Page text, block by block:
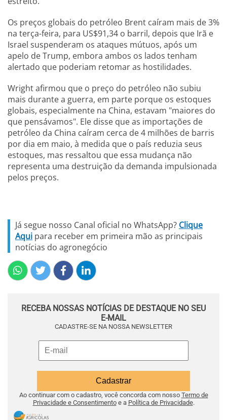
Os preços globais do petróleo Brent caíram mais de 3%
na terça-feira, para US$91,34 o barril, depois que Irã e
Israel suspenderam os ataques mútuos, após um
apelo de Trump, embora ambos os lados tenham
alertado que poderiam retomar as hostilidades.
Wright afirmou que o preço do petróleo não subiu
mais durante a guerra, em parte porque os estoques
globais, especialmente na China, estavam "maiores do
que pensávamos". Ele disse que as importações de
petróleo da China caíram cerca de 4 milhões de barris
por dia em maio, à medida que o país reduzia seus
estoques, mas ressaltou que essa mudança não
representa uma destruição da demanda impulsionada
pelos preços.
Já segue nosso Canal oficial no WhatsApp? Clique
Aqui para receber em primeira mão as principais
notícias do agronegócio
RECEBA NOSSAS NOTÍCIAS DE DESTAQUE NO SEU
E-MAIL
CADASTRE-SE NA NOSSA NEWSLETTER
Ao continuar com o cadastro, você concorda com nosso Termo de
Privacidade e Consentimentoe a Política de Privacidade.